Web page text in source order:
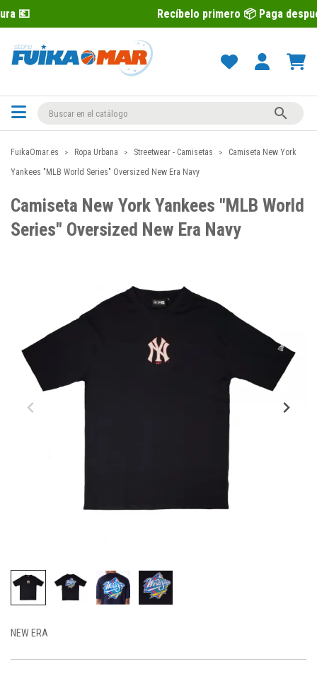
Recíbelo primero 📦 Paga después con

FuikaOmar.es Ropa Urbana Streetwear - Camisetas
Camiseta New York
Yankees "MLB World Series" Oversized New Era Navy
Camiseta New York Yankees "MLB World
Series" Oversized New Era Navy
NEW ERA